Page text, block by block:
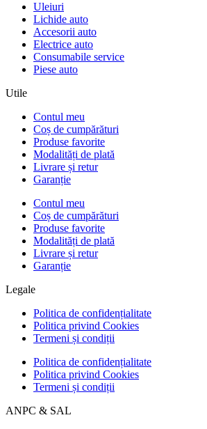
Uleiuri
Lichide auto
Accesorii auto
Electrice auto
Consumabile service
Piese auto
Utile
Contul meu
Coș de cumpărături
Produse favorite
Modalități de plată
Livrare și retur
Garanție
Contul meu
Coș de cumpărături
Produse favorite
Modalități de plată
Livrare și retur
Garanție
Legale
Politica de confidențialitate
Politica privind Cookies
Termeni și condiții
Politica de confidențialitate
Politica privind Cookies
Termeni și condiții
ANPC & SAL